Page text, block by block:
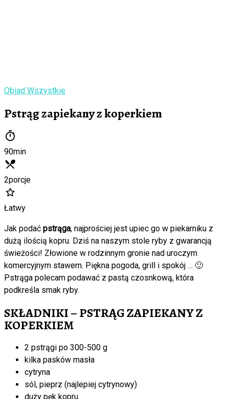
Obiad Wszystkie
Pstrąg zapiekany z koperkiem
90min
2porcje
Łatwy
Jak podać pstrąga, najprościej jest upiec go w piekarniku z
dużą ilością kopru. Dziś na naszym stole ryby z gwarancją
świeżości! Złowione w rodzinnym gronie nad uroczym
komercyjnym stawem. Piękna pogoda, grill i spokój … 🙂
Pstrąga polecam podawać z pastą czosnkową, która
podkreśla smak ryby.
SKŁADNIKI – PSTRĄG ZAPIEKANY Z
KOPERKIEM
2 pstrągi po 300-500 g
kilka pasków masła
cytryna
sól, pieprz (najlepiej cytrynowy)
duży pęk kopru